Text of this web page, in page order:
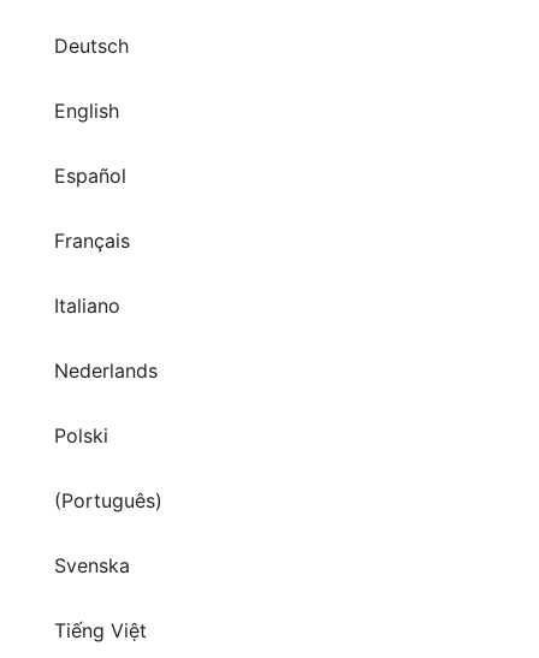
English
Español
Français
Italiano
Nederlands
Polski
(Português)
Svenska
Tiếng Việt
Türkçe